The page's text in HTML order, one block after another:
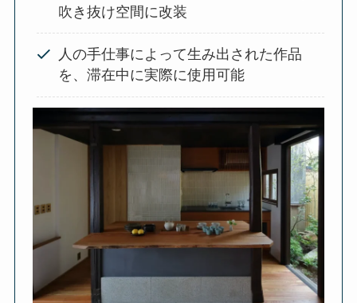
吹き抜け空間に改装
人の手仕事によって生み出された作品
を、滞在中に実際に使用可能